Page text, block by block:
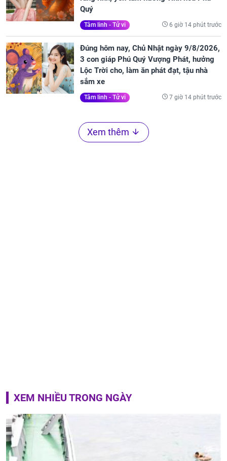
Quý
Tâm linh - Tử vi 6 giờ 14 phút trước
Đúng hôm nay, Chủ Nhật ngày 9/8/2026,
3 con giáp Phú Quý Vượng Phát, hưởng
Lộc Trời cho, làm ăn phát đạt, tậu nhà
sắm xe
Tâm linh - Tử vi 7 giờ 14 phút trước
Xem thêm
XEM NHIỀU TRONG NGÀY